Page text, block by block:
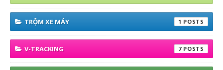
TRỘM XE MÁY 1
V-TRACKING 7